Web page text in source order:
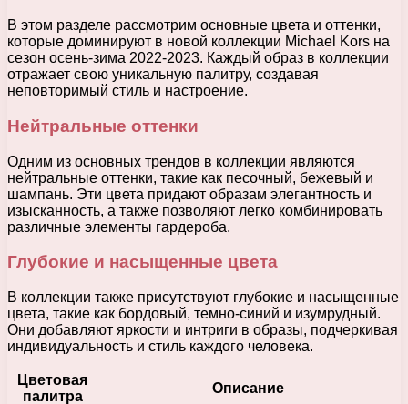
В этом разделе рассмотрим основные цвета и оттенки,
которые доминируют в новой коллекции Michael Kors на
сезон осень-зима 2022-2023. Каждый образ в коллекции
отражает свою уникальную палитру, создавая
неповторимый стиль и настроение.
Нейтральные оттенки
Одним из основных трендов в коллекции являются
нейтральные оттенки, такие как песочный, бежевый и
шампань. Эти цвета придают образам элегантность и
изысканность, а также позволяют легко комбинировать
различные элементы гардероба.
Глубокие и насыщенные цвета
В коллекции также присутствуют глубокие и насыщенные
цвета, такие как бордовый, темно-синий и изумрудный.
Они добавляют яркости и интриги в образы, подчеркивая
индивидуальность и стиль каждого человека.
Цветовая
палитра
Описание